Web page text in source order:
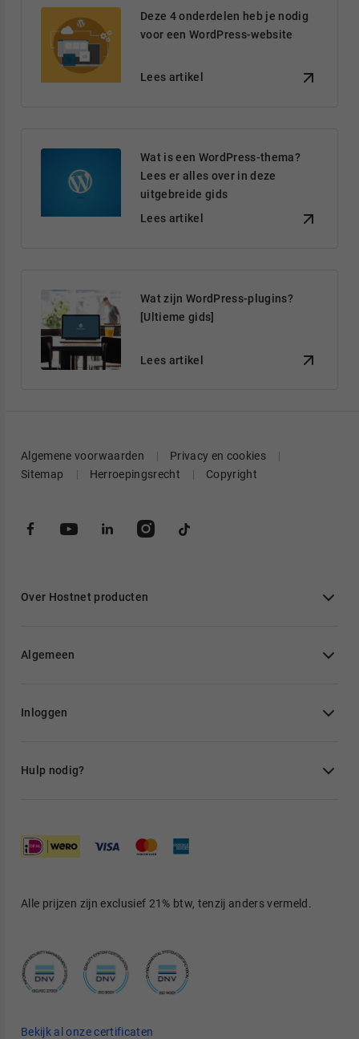
Deze 4 onderdelen heb je nodig
voor een WordPress-website
Lees artikel
Wat is een WordPress-thema?
Lees er alles over in deze
uitgebreide gids
Lees artikel
Wat zijn WordPress-plugins?
[Ultieme gids]
Lees artikel
Algemene voorwaarden
Privacy en cookies
Sitemap
Herroepingsrecht Copyright
Over Hostnet producten
Algemeen
Inloggen
Hulp nodig?
Alle prijzen zijn exclusief 21% btw, tenzij anders vermeld.
Bekijk al onze certificaten